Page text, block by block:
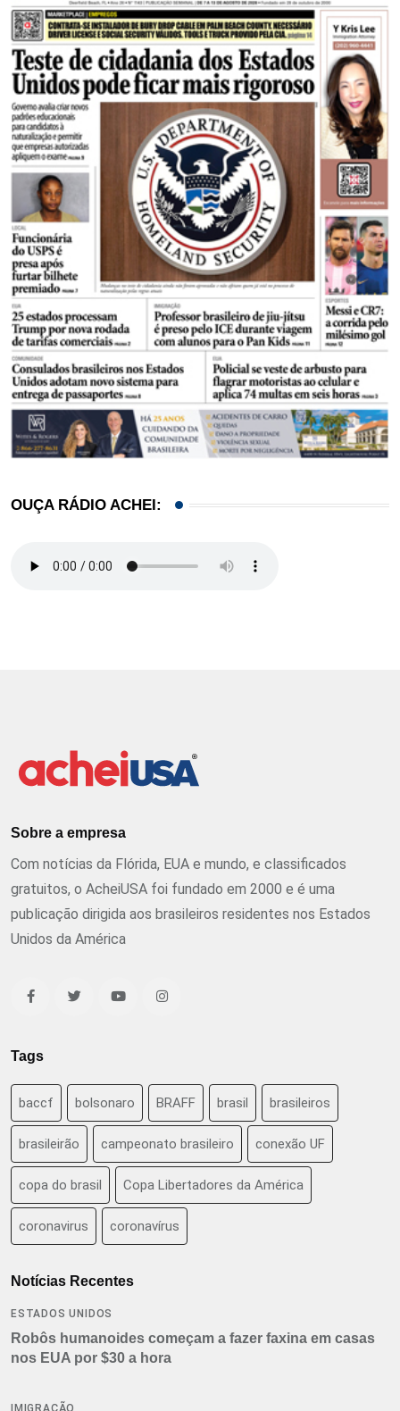
OUÇA RÁDIO ACHEI:
Sobre a empresa
Com notícias da Flórida, EUA e mundo, e classificados
gratuitos, o AcheiUSA foi fundado em 2000 e é uma
publicação dirigida aos brasileiros residentes nos Estados
Unidos da América
Tags
baccf bolsonaro BRAFF brasil brasileiros
brasileirão campeonato brasileiro conexão UF
copa do brasil Copa Libertadores da América
coronavirus coronavírus
Notícias Recentes
ESTADOS UNIDOS
Robôs humanoides começam a fazer faxina em casas
nos EUA por $30 a hora
IMIGRAÇÃO